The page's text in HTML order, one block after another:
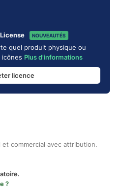
NOUVEAUTÉS
quel produit physique ou
icônes Plus d'informations
licence
commercial avec attribution.
?